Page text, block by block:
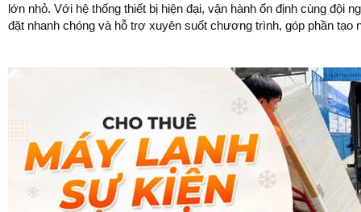
lớn nhỏ. Với hệ thống thiết bị hiện đại, vận hành ổn định cùng đội
đặt nhanh chóng và hỗ trợ xuyên suốt chương trình, góp phần